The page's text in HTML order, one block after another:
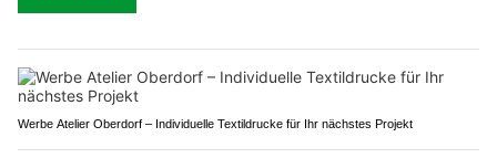
Werbe Atelier Oberdorf – Individuelle Textildrucke für Ihr nächstes Projekt